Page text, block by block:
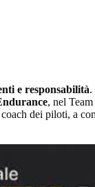
e responsabilità.
, nel
dei piloti, a